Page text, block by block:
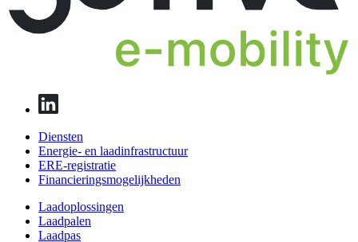
Diensten
Energie- en laadinfrastructuur
ERE-registratie
Financierings­mogelijkheden
Laadoplossingen
Laadpalen
Laadpas